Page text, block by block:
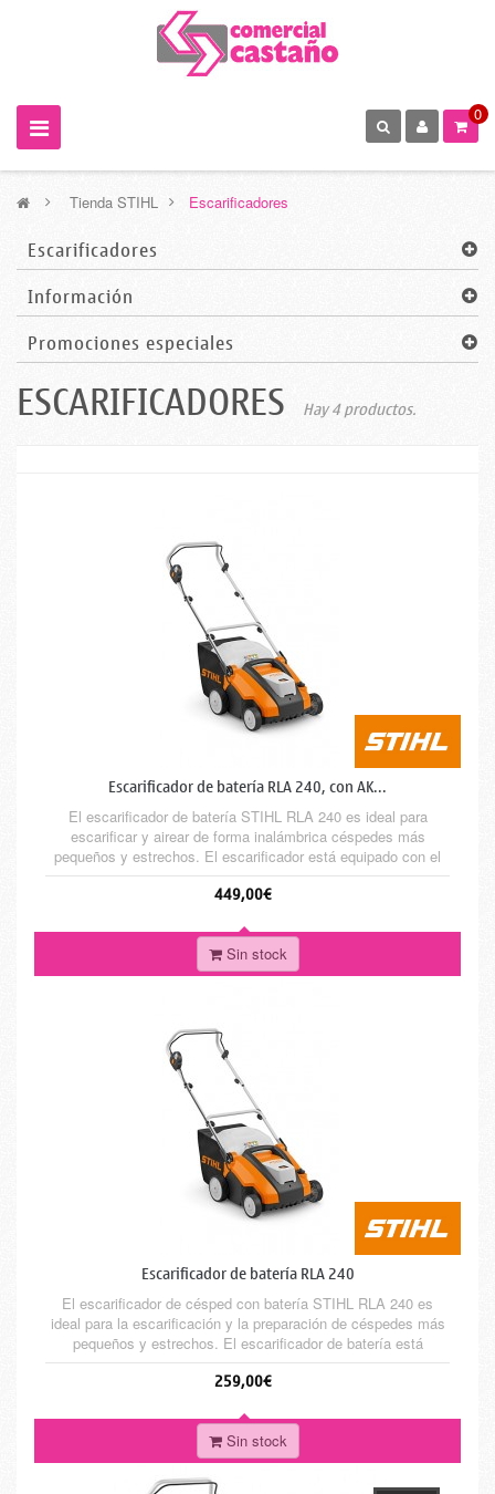
0
> Tienda STIHL > Escarificadores
Escarificadores
Información
Promociones especiales
ESCARIFICADORES Hay 4 productos.
Escarificador de batería RLA 240, con AK...
El escarificador de batería STIHL RLA 240 es ideal para
escarificar y airear de forma inalámbrica céspedes más
pequeños y estrechos. El escarificador está equipado con el
sistema STIHL AK y un motor eléctrico silencioso. El ancho
de trabajo de la unidad escarificadora es de 34 cm permite un
ajusta...
449,00€
Sin stock
Escarificador de batería RLA 240
El escarificador de césped con batería STIHL RLA 240 es
ideal para la escarificación y la preparación de céspedes más
pequeños y estrechos. El escarificador de batería está
equipado con el AK-System y un motor eléctrico silencioso. El
ancho de trabajo de la unidad de corte es de 34 cm permite un
259,00€
Sin stock